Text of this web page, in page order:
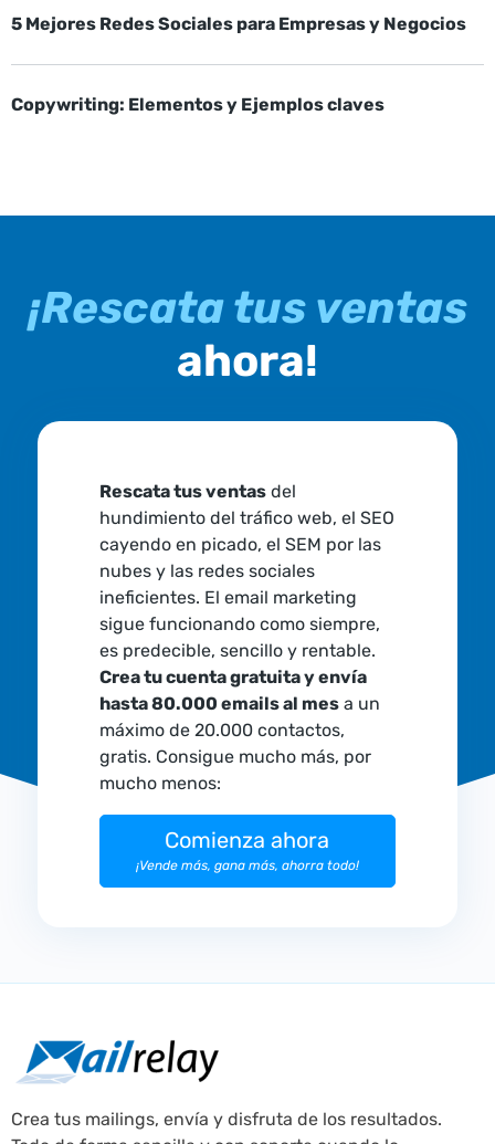
5 Mejores Redes Sociales para Empresas y Negocios
Copywriting: Elementos y Ejemplos claves
¡Rescata tus ventas
ahora!
Rescata tus ventasdel
hundimiento del tráfico web, el SEO
cayendo en picado, el SEM por las
nubes y las redes sociales
ineficientes. El email marketing
sigue funcionando como siempre,
es predecible, sencillo y rentable.
Crea tu cuenta gratuita y envía
hasta 80.000 emails al mesa un
máximo de 20.000 contactos,
gratis. Consigue mucho más, por
mucho menos:
Comienza ahora
¡Vende más, gana más, ahorra todo!
Crea tus mailings, envía y disfruta de los resultados.